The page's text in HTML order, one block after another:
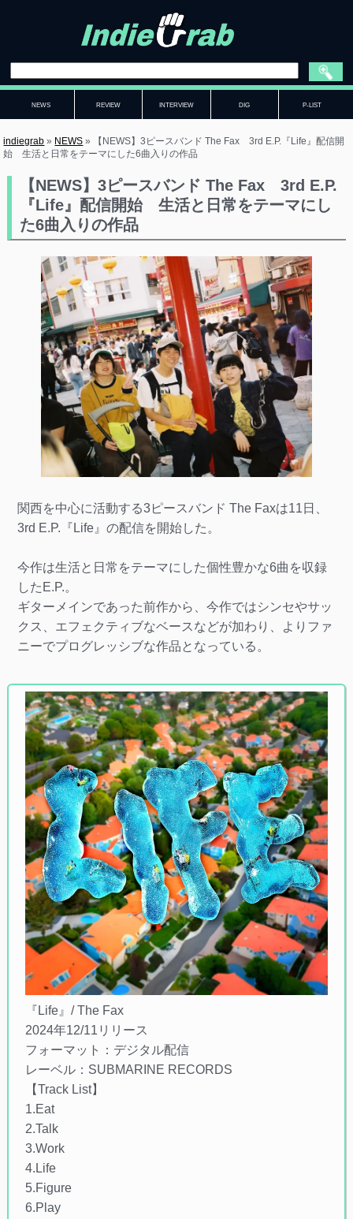
NEWS REVIEW INTERVIEW DIG P-LIST
indiegrab » NEWS »
【NEWS】3ピースバンド The Fax 3rd E.P.『Life』配信開
始 生活と日常をテーマにした6曲入りの作品
【NEWS】3ピースバンド The Fax 3rd E.P.
『Life』配信開始 生活と日常をテーマにし
た6曲入りの作品
関西を中心に活動する3ピースバンド The Faxは11日、
3rd E.P.『Life』の配信を開始した。
今作は生活と日常をテーマにした個性豊かな6曲を収録
したE.P.。
ギターメインであった前作から、今作ではシンセやサッ
クス、エフェクティブなベースなどが加わり、よりファ
ニーでプログレッシブな作品となっている。
『Life』/ The Fax
2024年12/11リリース
フォーマット：デジタル配信
レーベル：SUBMARINE RECORDS
【Track List】
1.Eat
2.Talk
3.Work
4.Life
5.Figure
6.Play